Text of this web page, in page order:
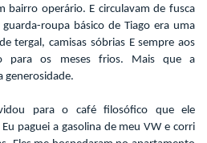
bairro operário. E circulavam de fusca
roupa básico de Tiago era uma
tergal, camisas sóbrias E sempre aos
para os meses frios. Mais que a
generosidade.
para o café filosófico que ele
paguei a gasolina de meu VW e corri